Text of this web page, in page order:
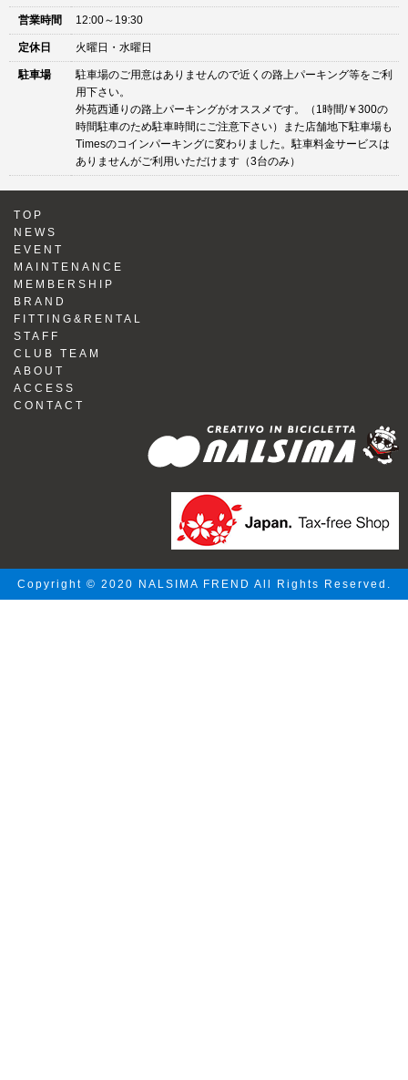
営業時間 12:00～19:30
定休日 火曜日・水曜日
駐車場
駐車場のご用意はありませんので近くの路上パーキング等をご利
用下さい。
外苑西通りの路上パーキングがオススメです。（1時間/￥300の
時間駐車のため駐車時間にご注意下さい）また店舗地下駐車場も
Timesのコインパーキングに変わりました。駐車料金サービスは
ありませんがご利用いただけます（3台のみ）
TOP
NEWS
EVENT
MAINTENANCE
MEMBERSHIP
BRAND
FITTING&RENTAL
STAFF
CLUB TEAM
ABOUT
ACCESS
CONTACT
Copyright © 2020 NALSIMA FREND All Rights Reserved.